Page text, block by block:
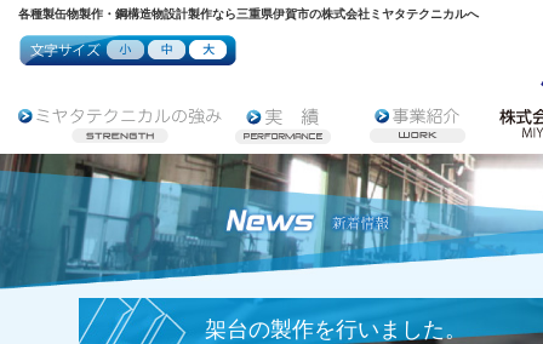
各種製缶物製作・鋼構造物設計製作なら三重県伊賀市の株式会社ミヤタテクニカルへ
架台の製作を行いました。